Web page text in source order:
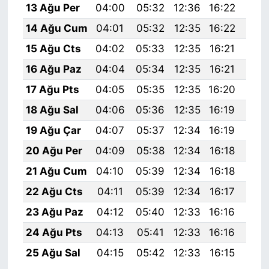
13 Ağu Per
04:00 05:32 12:36 16:22
14 Ağu Cum
04:01 05:32 12:35 16:22
15 Ağu Cts
04:02 05:33 12:35 16:21
16 Ağu Paz
04:04 05:34 12:35 16:21
17 Ağu Pts
04:05 05:35 12:35 16:20
18 Ağu Sal
04:06 05:36 12:35 16:19
19 Ağu Çar
04:07 05:37 12:34 16:19
20 Ağu Per
04:09 05:38 12:34 16:18
21 Ağu Cum
04:10 05:39 12:34 16:18
22 Ağu Cts
04:11 05:39 12:34 16:17
23 Ağu Paz
04:12 05:40 12:33 16:16
24 Ağu Pts
04:13 05:41 12:33 16:16
25 Ağu Sal
04:15 05:42 12:33 16:15